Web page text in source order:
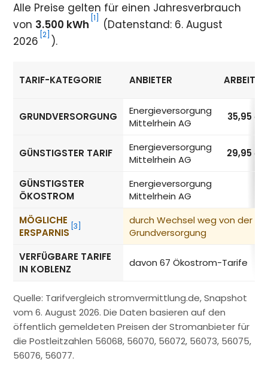
Alle Preise gelten für einen Jahresverbrauch
von 3.500 kWh [1]
(Datenstand: 6. August
2026 [2] ).
Strompreise in Koblenz nach Tarif-Kategorie
TARIF-KATEGORIE ANBIETER
GRUNDVERSORGUNG
Energieversorgung
Mittelrhein AG
35,95ct/
GÜNSTIGSTER TARIF
Energieversorgung
Mittelrhein AG
29,95 ct/
GÜNSTIGSTER
ÖKOSTROM
Energieversorgung
Mittelrhein AG
MÖGLICHE
ERSPARNIS
[3]
durch Wechsel weg von der
Grundversorgung
VERFÜGBARE TARIFE
IN KOBLENZ
davon 67 Ökostrom-Tarife
Quelle: Tarifvergleich stromvermittlung.de, Snapshot
vom 6. August 2026. Die Daten basieren auf den
öffentlich gemeldeten Preisen der Stromanbieter für
die Postleitzahlen 56068, 56070, 56072, 56073, 56075,
56076, 56077.